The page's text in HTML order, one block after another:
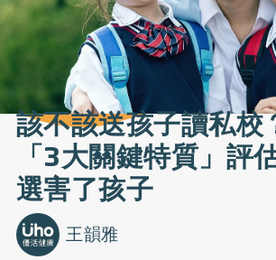
該不該送孩子讀私校
「3大關鍵特質」評
選害了孩子
王韻雅